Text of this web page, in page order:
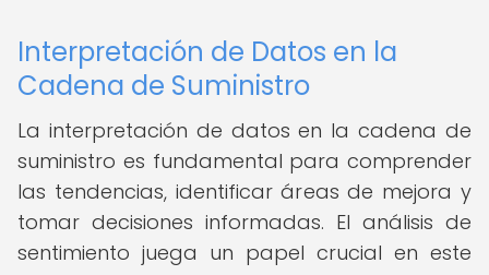
Interpretación de Datos en la
Cadena de Suministro
La interpretación de datos en la cadena de
suministro es fundamental para comprender
las tendencias, identificar áreas de mejora y
tomar decisiones informadas. El análisis de
sentimiento juega un papel crucial en este